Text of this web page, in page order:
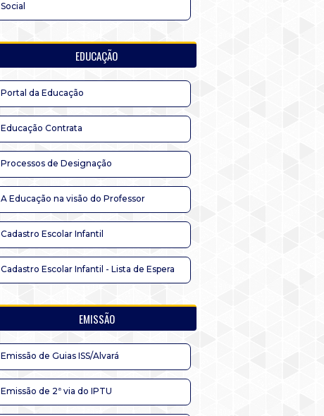
Social
EDUCAÇÃO
Portal da Educação
Educação Contrata
Processos de Designação
A Educação na visão do Professor
Cadastro Escolar Infantil
Cadastro Escolar Infantil - Lista de Espera
EMISSÃO
Emissão de Guias ISS/Alvará
Emissão de 2ª via do IPTU